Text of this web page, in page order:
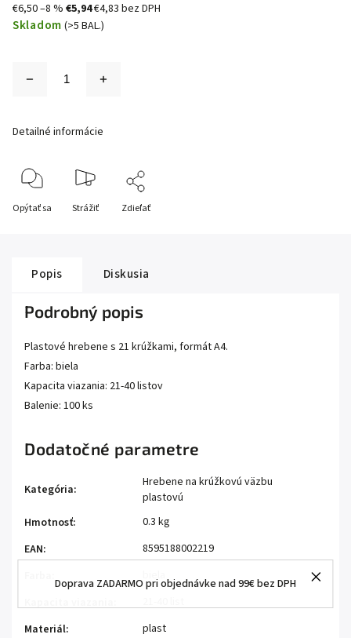
Doprava ZADARMO pri objednávke nad 99€ bez DPH
€6,50–8 % €5,94€4,83 bez DPH
Skladom (>5 BAL.)
Detailné informácie
Opýtať sa Strážiť Zdieľať
Popis Diskusia
Podrobný popis
Plastové hrebene s 21 krúžkami, formát A4.
Farba: biela
Kapacita viazania: 21-40 listov
Balenie: 100 ks
Dodatočné parametre
Kategória:
Hrebene na krúžkovú väzbu
plastovú
Hmotnosť:
0.3 kg
EAN:
8595188002219
biela
Materiál:
plast